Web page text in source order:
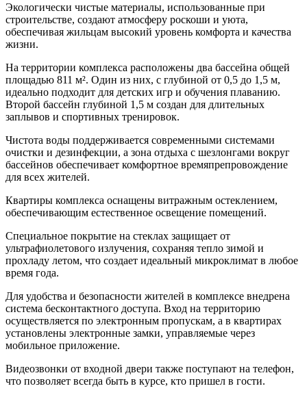
Экологически чистые материалы, использованные при
строительстве, создают атмосферу роскоши и уюта,
обеспечивая жильцам высокий уровень комфорта и качества
жизни.
На территории комплекса расположены два бассейна общей
площадью 811 м². Один из них, с глубиной от 0,5 до 1,5 м,
идеально подходит для детских игр и обучения плаванию.
Второй бассейн глубиной 1,5 м создан для длительных
заплывов и спортивных тренировок.
Чистота воды поддерживается современными системами
очистки и дезинфекции, а зона отдыха с шезлонгами вокруг
бассейнов обеспечивает комфортное времяпрепровождение
для всех жителей.
Квартиры комплекса оснащены витражным остеклением,
обеспечивающим естественное освещение помещений.
Специальное покрытие на стеклах защищает от
ультрафиолетового излучения, сохраняя тепло зимой и
прохладу летом, что создает идеальный микроклимат в любое
время года.
Для удобства и безопасности жителей в комплексе внедрена
система бесконтактного доступа. Вход на территорию
осуществляется по электронным пропускам, а в квартирах
установлены электронные замки, управляемые через
мобильное приложение.
Видеозвонки от входной двери также поступают на телефон,
что позволяет всегда быть в курсе, кто пришел в гости.